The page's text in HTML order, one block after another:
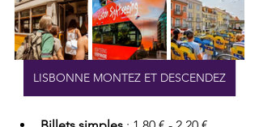
LISBONNE MONTEZ ET DESCENDEZ